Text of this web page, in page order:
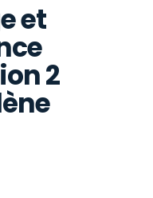
et
2